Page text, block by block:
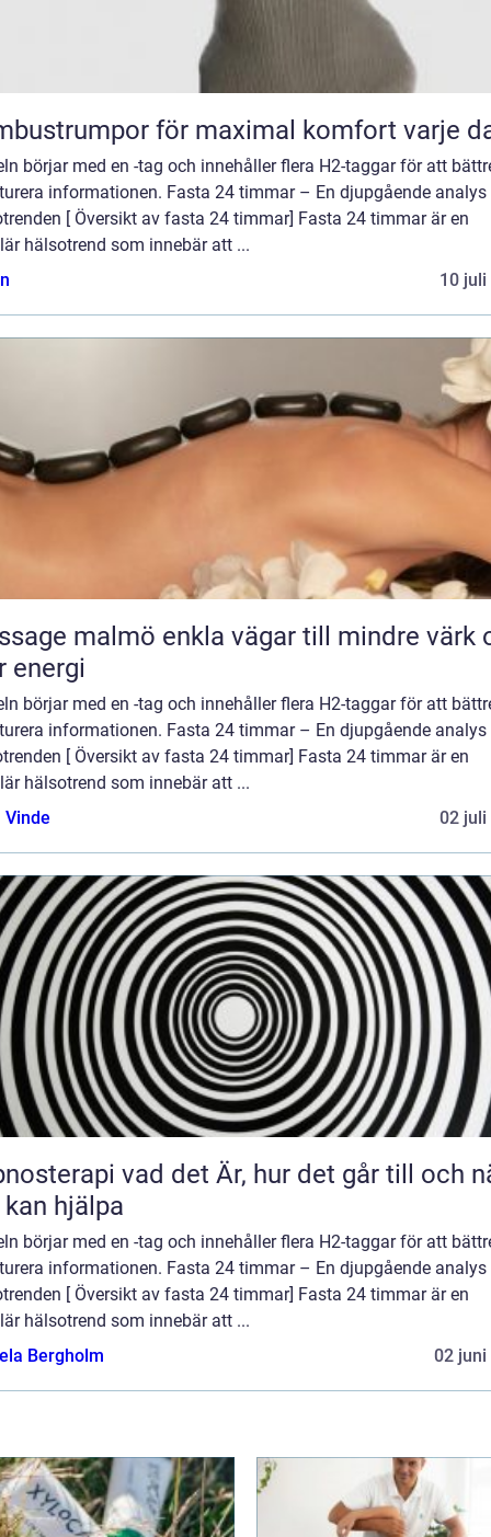
för maximal komfort varje
börjar med en -tag och innehåller flera H2-taggar för att
informationen. Fasta 24 timmar – En djupgående analys
[ Översikt av fasta 24 timmar] Fasta 24 timmar är en
hälsotrend som innebär att ...
10 juli
enkla vägar till mindre värk och
energi
börjar med en -tag och innehåller flera H2-taggar för att
informationen. Fasta 24 timmar – En djupgående analys
[ Översikt av fasta 24 timmar] Fasta 24 timmar är en
hälsotrend som innebär att ...
Vinde
02 juli
det Är, hur det går till och när
hjälpa
börjar med en -tag och innehåller flera H2-taggar för att
informationen. Fasta 24 timmar – En djupgående analys
[ Översikt av fasta 24 timmar] Fasta 24 timmar är en
hälsotrend som innebär att ...
Bergholm
02 juni